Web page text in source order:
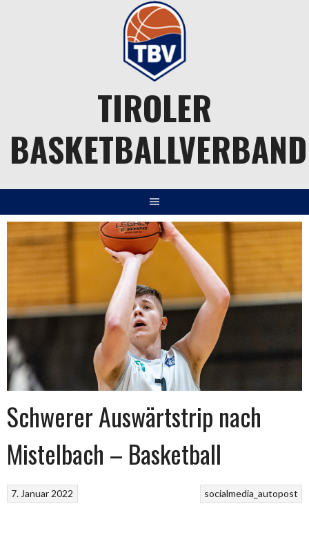
TIROLER
BASKETBALLVERBAND
Schwerer Auswärtstrip nach
Mistelbach – Basketball
socialmedia_autopost
7. Januar 2022